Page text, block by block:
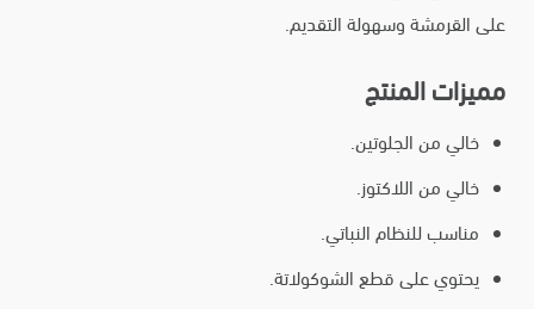
على القرمشة وسهولة التقديم.
مميزات المنتج
خالي من الجلوتين.
خالي من اللاكتوز.
مناسب للنظام النباتي.
يحتوي على قطع الشوكولاتة.